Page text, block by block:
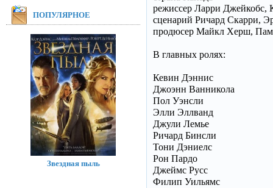
режиссер Ларри Джейкобс,
сценарий Ричард Скарри,
продюсер Майкл Херш,
В главных ролях:
Кевин Дэннис
Джоэнн Ванникола
Пол Уэнсли
Элли Эллванд
Джули Лемье
Ричард Бинсли
Тони Дэниелс
Рон Пардо
Джеймс Русс
Филип Уильямс
ПОПУЛЯРНОЕ
Звездная пыль